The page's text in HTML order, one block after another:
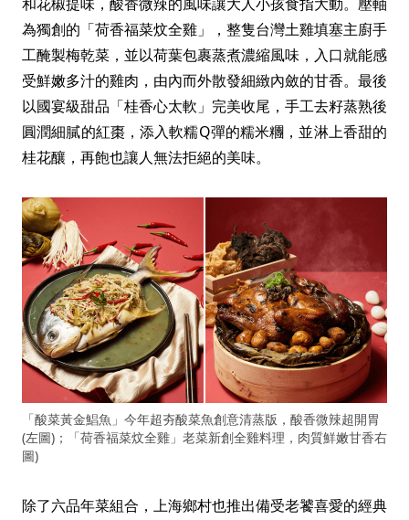
為獨創的「荷香福菜炆全雞」，整隻台灣土雞填塞主廚手
工醃製梅乾菜，並以荷葉包裹蒸煮濃縮風味，入口就能感
受鮮嫩多汁的雞肉，由內而外散發細緻內斂的甘香。最後
以國宴級甜品「桂香心太軟」完美收尾，手工去籽蒸熟後
圓潤細膩的紅棗，添入軟糯Q彈的糯米糰，並淋上香甜的
桂花釀，再飽也讓人無法拒絕的美味。
「酸菜黃金鯧魚」今年超夯酸菜魚創意清蒸版，酸香微辣超開胃
(左圖)；「荷香福菜炆全雞」老菜新創全雞料理，肉質鮮嫩甘香右
圖)
除了六品年菜組合，上海鄉村也推出備受老饕喜愛的經典